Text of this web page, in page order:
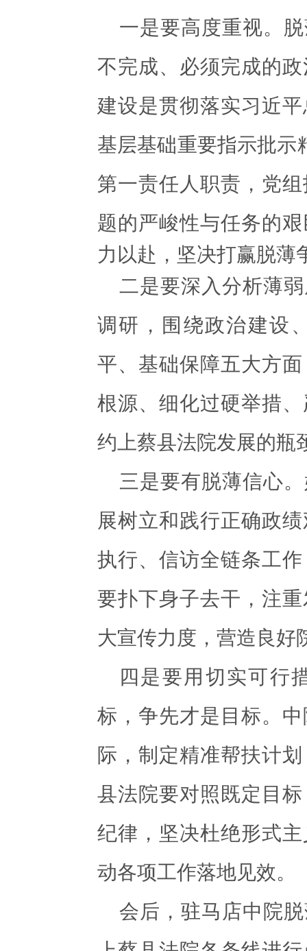
一是要高度重视。
不完成、必须完成的
建设是贯彻落实习近
基层基础重要指示批示
第一责任人职责，党
题的严峻性与任务的
力以赴，坚决打赢脱薄
二是要深入分析薄
调研，围绕政治建设
平、基础保障五大方
根源、细化过硬举措
约上蔡县法院发展的瓶
三是要有脱薄信心
展树立和践行正确政
执行、信访全链条工
要扑下身子去干，注
大宣传力度，营造良好
四是要用切实可行
标，争先才是目标。
际，制定精准帮扶计
县法院要对照既定目
纪律，坚决杜绝形式
动各项工作落地见效。
会后，驻马店中院